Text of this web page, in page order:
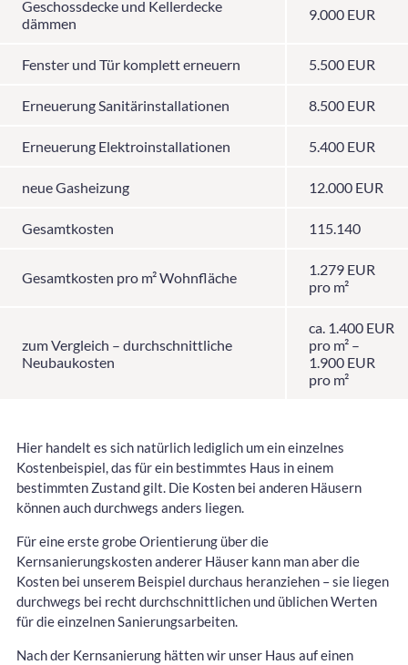
Geschossdecke und Kellerdecke
dämmen
9.000 EUR
Fenster und Tür komplett erneuern 5.500 EUR
Erneuerung Sanitärinstallationen 8.500 EUR
Erneuerung Elektroinstallationen 5.400 EUR
neue Gasheizung 12.000 EUR
Gesamtkosten 115.140
Gesamtkosten pro m² Wohnfläche
1.279 EUR
pro m²
zum Vergleich – durchschnittliche
Neubaukosten
ca. 1.400 EUR
pro m² –
1.900 EUR
pro m²
Hier handelt es sich natürlich lediglich um ein einzelnes
Kostenbeispiel, das für ein bestimmtes Haus in einem
bestimmten Zustand gilt. Die Kosten bei anderen Häusern
können auch durchwegs anders liegen.
Für eine erste grobe Orientierung über die
Kernsanierungskosten anderer Häuser kann man aber die
Kosten bei unserem Beispiel durchaus heranziehen – sie liegen
durchwegs bei recht durchschnittlichen und üblichen Werten
für die einzelnen Sanierungsarbeiten.
Nach der Kernsanierung hätten wir unser Haus auf einen